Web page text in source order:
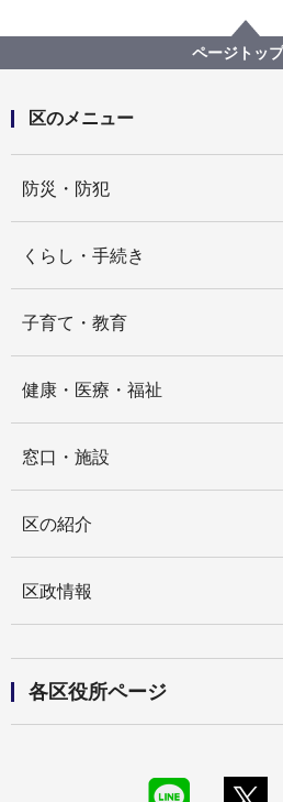
港南区健康づくり月間事業
ページトッ
区のメニュー
防災・防犯
くらし・手続き
子育て・教育
健康・医療・福祉
窓口・施設
区の紹介
区政情報
各区役所ページ